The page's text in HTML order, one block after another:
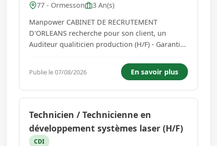
77 - Ormesson
3 An(s)
Manpower CABINET DE RECRUTEMENT
D'ORLEANS recherche pour son client, un
Auditeur qualiticien production (H/F) - Garantir
assurant leur libération, la maîtrise de la
traçabilité et le respect des exigences clients,
réglementaires et normatives. - Acco...
Publie le 07/08/2026 En savoir plus
Technicien / Technicienne en
développement systèmes laser (H/F)
CDI